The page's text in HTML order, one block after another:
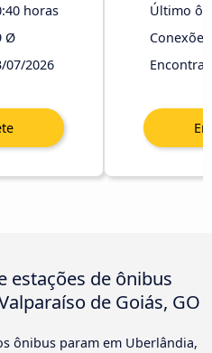
horas
Ø
07/2026
Último
estações de ônibus
de Goiás, GO
ônibus param em Uberlândia,